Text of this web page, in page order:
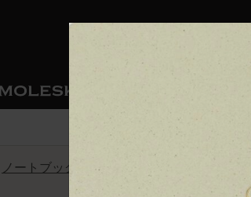
ショ
ノートブック
スマートライティング・シス
サブカテゴリ
カスタムダイアリー
カスタムノートブック
モレスキンメンバーシップ
我々の歴史
今すぐメンバー登録
ウェルカムオファー: 次回のご購入時に
ノートブック 限定版 Impressions of